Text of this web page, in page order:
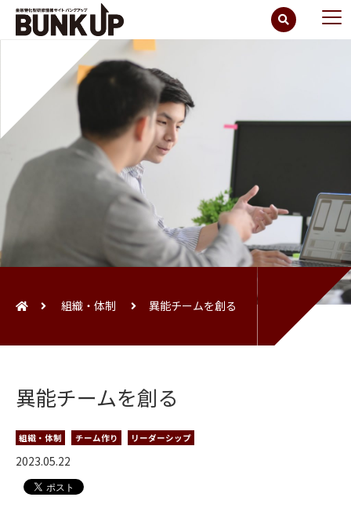
組織・体制 異能チームを創る
異能チームを創る
組織・体制 チーム作り リーダーシップ
2023.05.22